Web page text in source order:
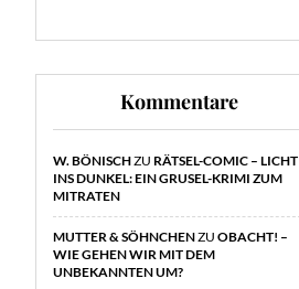
Kommentare
W. BÖNISCHZU RÄTSEL-COMIC – LICHT
INS DUNKEL: EIN GRUSEL-KRIMI ZUM
MITRATEN
MUTTER & SÖHNCHENZU OBACHT! –
WIE GEHEN WIR MIT DEM
UNBEKANNTEN UM?